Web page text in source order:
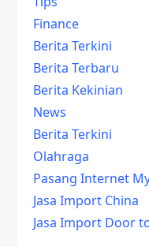
Finance
Berita Terkini
Berita Terbaru
Berita Kekinian
News
Berita Terkini
Olahraga
Pasang Internet
Jasa Import China
Jasa Import Door